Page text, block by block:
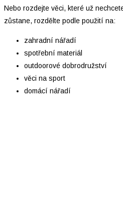
Nebo rozdejte věci, které už
zůstane, rozdělte podle použití na:
zahradní nářadí
spotřební materiál
outdoorové dobrodružství
věci na sport
domácí nářadí